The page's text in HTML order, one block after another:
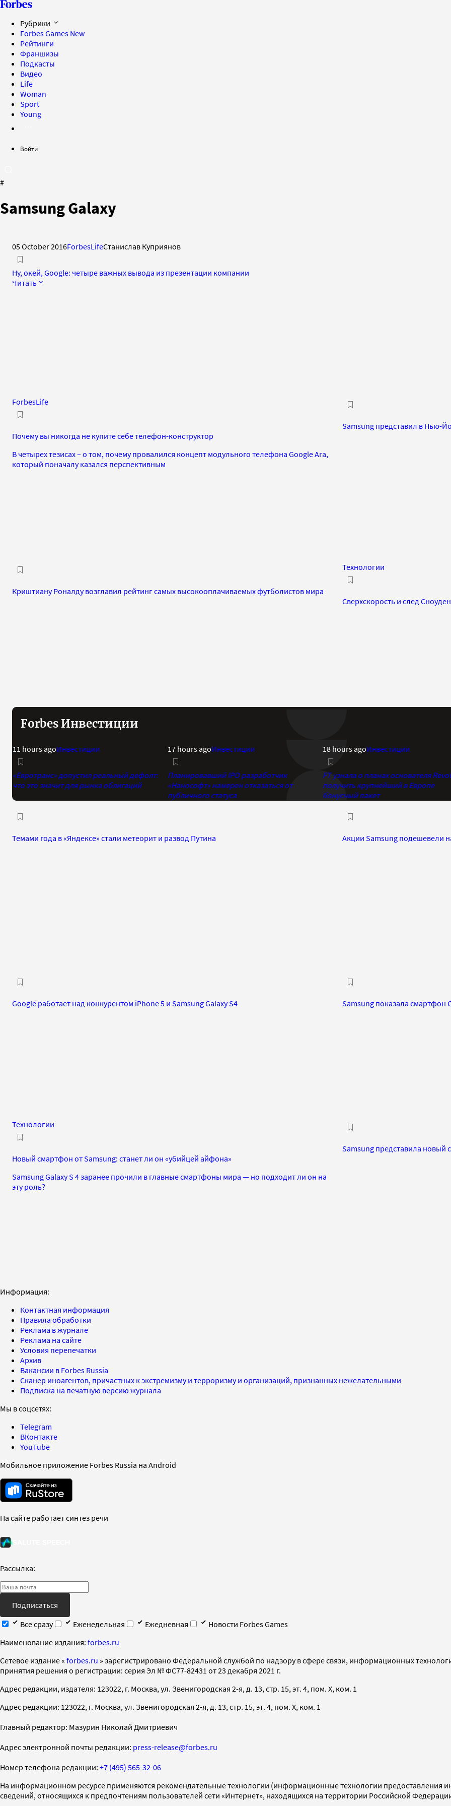
Рубрики
Forbes Games New
Рейтинги
Франшизы
Подкасты
Видео
Life
Woman
Sport
Young
Войти
#
Samsung Galaxy
05 October 2016ForbesLifeСтанислав Куприянов
Ну, окей, Google: четыре важных вывода из презентации компании
Читать
ForbesLife
Почему вы никогда не купите себе телефон-конструктор
В четырех тезисах – о том, почему провалился концепт модульного телефона Google Ara,
который поначалу казался перспективным
Samsung представил в Нью-
Криштиану Роналду возглавил рейтинг самых высокооплачиваемых футболистов мира
Технологии
Сверхскорость и след
Forbes Инвестиции
11 hours agoИнвестиции
«Евротранс» допустил реальный дефолт:
что это значит для рынка облигаций
17 hours agoИнвестиции
Планировавший IPO разработчик
«Нанософт» намерен отказаться от
публичного статуса
18 hours agoИнвестиции
FT узнала о планах основателя
получить крупнейший в Европе
бонусный пакет
Темами года в «Яндексе» стали метеорит и развод Путина Акции Samsung подешевели
Google работает над конкурентом iPhone 5 и Samsung Galaxy S4 Samsung показала смартфон
Технологии
Новый смартфон от Samsung: станет ли он «убийцей айфона»
Samsung Galaxy S 4 заранее прочили в главные смартфоны мира — но подходит ли он на
эту роль?
Samsung представила новый
Информация:
Контактная информация
Правила обработки
Реклама в журнале
Реклама на сайте
Условия перепечатки
Архив
Вакансии в Forbes Russia
Сканер иноагентов, причастных к экстремизму и терроризму и организаций, признанных нежелательными
Подписка на печатную версию журнала
Мы в соцсетях:
Telegram
ВКонтакте
YouTube
Мобильное приложение Forbes Russia на Android
На сайте работает синтез речи
Рассылка:
Подписаться
Все сразу
Еженедельная Ежедневная
Новости Forbes Games
Наименование издания: forbes.ru
Cетевое издание « forbes.ru » зарегистрировано Федеральной службой по надзору в сфере связи, информационных
принятия решения о регистрации: серия Эл № ФС77-82431 от 23 декабря 2021 г.
Адрес редакции, издателя: 123022, г. Москва, ул. Звенигородская 2-я, д. 13, стр. 15, эт. 4, пом. X, ком. 1
Адрес редакции: 123022, г. Москва, ул. Звенигородская 2-я, д. 13, стр. 15, эт. 4, пом. X, ком. 1
Главный редактор: Мазурин Николай Дмитриевич
Адрес электронной почты редакции: press-release@forbes.ru
Номер телефона редакции: +7 (495) 565-32-06
На информационном ресурсе применяются рекомендательные технологии (информационные технологии предоставления
сведений, относящихся к предпочтениям пользователей сети «Интернет», находящихся на территории Российской